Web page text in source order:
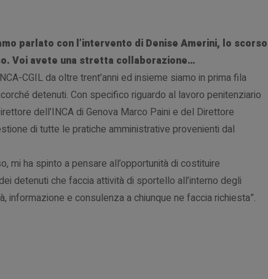
parlato con l’intervento di Denise Amerini, lo scorso
Voi avete una stretta collaborazione…
CGIL da oltre trent’anni ed insieme siamo in prima fila
detenuti. Con specifico riguardo al lavoro penitenziario
dell’INCA di Genova Marco Paini e del Direttore
di tutte le pratiche amministrative provenienti dal
mi ha spinto a pensare all’opportunità di costituire
detenuti che faccia attività di sportello all’interno degli
informazione e consulenza a chiunque ne faccia richiesta”.